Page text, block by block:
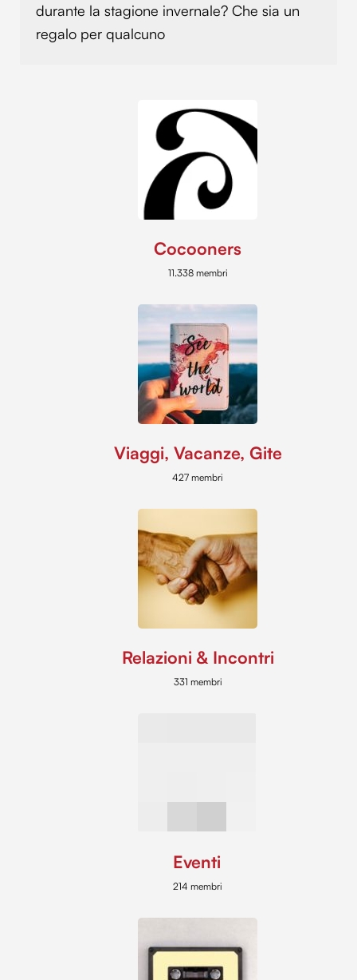
durante la stagione invernale? Che sia un
regalo per qualcuno
Cocooners
11.338 membri
Viaggi, Vacanze, Gite
427 membri
Relazioni & Incontri
331 membri
Eventi
214 membri